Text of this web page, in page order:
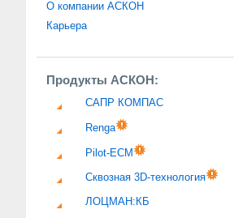
О компании АСКОН
Карьера
Продукты АСКОН:
САПР КОМПАС
Renga
Pilot-ECM
Сквозная 3D-технология
ЛОЦМАН:КБ